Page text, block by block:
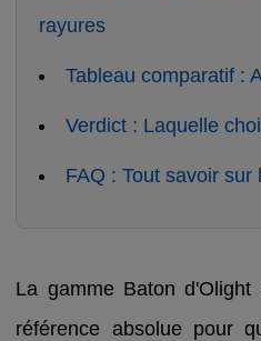
rayures
Tableau comparatif :
Verdict : Laquelle
FAQ : Tout savoir sur
La gamme Baton
référence absolue pour